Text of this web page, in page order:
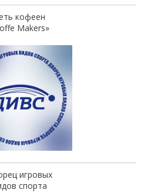
кофеен
Makers»
игровых
спорта